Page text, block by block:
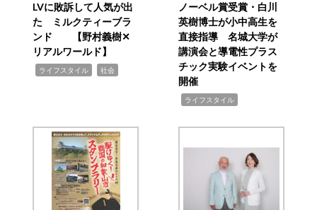
LVに敗訴して人気が出
た ミルクティーブラ
ンド 【野村義樹✕
リアルワールド】
ライフスタイル 社会
ノーベル賞受賞・白川
英樹博士が小中高生を
直接指導 名城大学が
講演会と導電性プラス
チック実験イベントを
開催
ライフスタイル